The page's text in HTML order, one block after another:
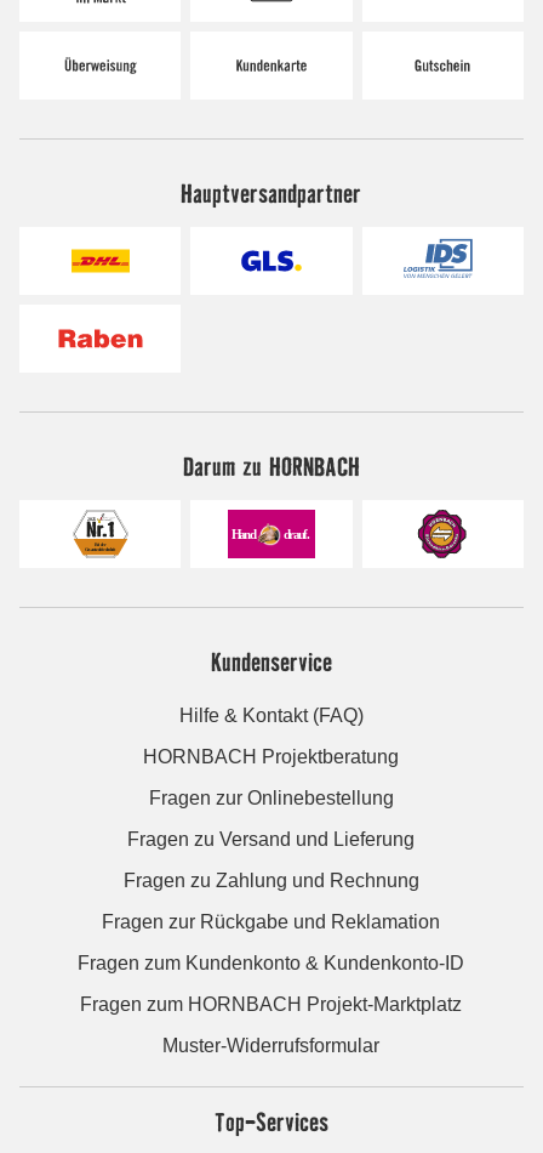
Hauptversandpartner
Darum zu HORNBACH
Kundenservice
Hilfe & Kontakt (FAQ)
HORNBACH Projektberatung
Fragen zur Onlinebestellung
Fragen zu Versand und Lieferung
Fragen zu Zahlung und Rechnung
Fragen zur Rückgabe und Reklamation
Fragen zum Kundenkonto & Kundenkonto-ID
Fragen zum HORNBACH Projekt-Marktplatz
Muster-Widerrufsformular
Top-Services